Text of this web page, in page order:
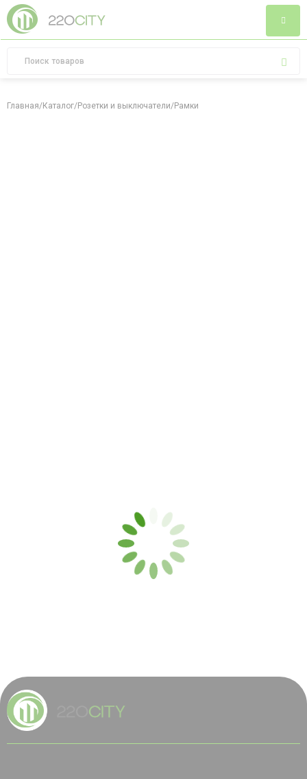
Главная/Каталог/Розетки и выключатели/Рамки